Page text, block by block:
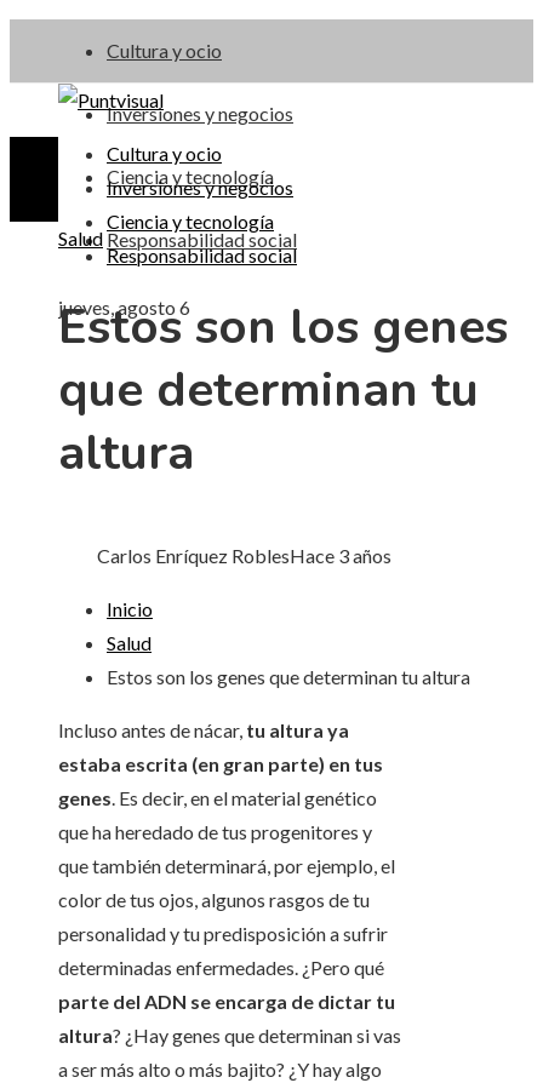
Cultura y ocio
Inversiones y negocios
Ciencia y tecnología
Responsabilidad social
jueves, agosto 6
Cultura y ocio
Inversiones y negocios
Ciencia y tecnología
Responsabilidad social
Salud
Estos son los genes
que determinan tu
altura
Carlos Enríquez RoblesHace 3 años
Inicio
Salud
Estos son los genes que determinan tu altura
Incluso antes de nácar, tu altura ya
estaba escrita (en gran parte) en tus
genes. Es decir, en el material genético
que ha heredado de tus progenitores y
que también determinará, por ejemplo, el
color de tus ojos, algunos rasgos de tu
personalidad y tu predisposición a sufrir
determinadas enfermedades. ¿Pero qué
parte del ADN se encarga de dictar tu
altura? ¿Hay genes que determinan si vas
a ser más alto o más bajito? ¿Y hay algo